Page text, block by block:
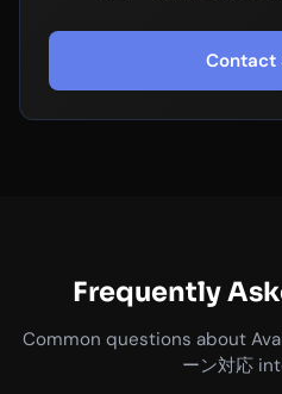
Contact
Frequently
Common questions about
ーン対応